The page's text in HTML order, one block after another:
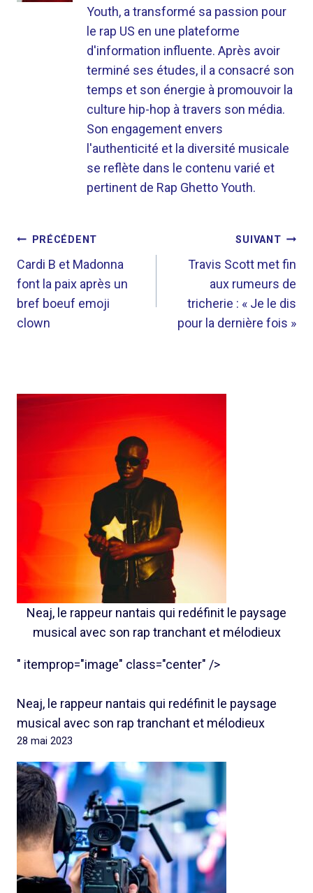
Youth, a transformé sa passion pour
le rap US en une plateforme
d'information influente. Après avoir
terminé ses études, il a consacré son
temps et son énergie à promouvoir la
culture hip-hop à travers son média.
Son engagement envers
l'authenticité et la diversité musicale
se reflète dans le contenu varié et
pertinent de Rap Ghetto Youth.
NAVIGATION
DE
L’ARTICLE
PRÉCÉDENT
Cardi B et Madonna
font la paix après un
bref boeuf emoji
clown
SUIVANT
Travis Scott met fin
aux rumeurs de
tricherie : « Je le dis
pour la dernière fois »
Neaj, le rappeur nantais qui redéfinit le paysage
musical avec son rap tranchant et mélodieux
" itemprop="image" class="center" />
Neaj, le rappeur nantais qui redéfinit le paysage
musical avec son rap tranchant et mélodieux
28 mai 2023